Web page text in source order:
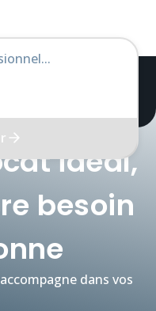
idéal,
besoin
dans vos